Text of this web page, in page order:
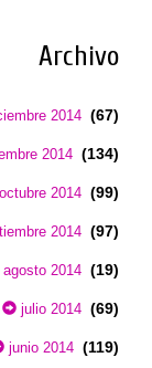
Archivo
2014 (67)
2014 (134)
octubre 2014 (99)
2014 (97)
agosto 2014 (19)
julio 2014 (69)
junio 2014 (119)